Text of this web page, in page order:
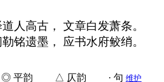
人高古， 文章白发萧条。
铭遗墨， 应书水府鲛绡。
◎ 平韵 △ 仄韵 · 句 维护